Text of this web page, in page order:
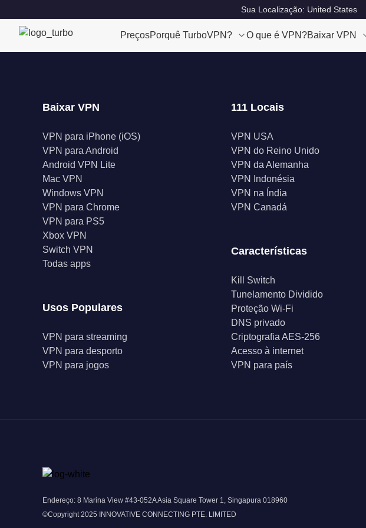
Sua Localização: United States
PreçosPorquê TurboVPN? O que é VPN?Baixar VPN
Baixar VPN
VPN para iPhone (iOS)
VPN para Android
Android VPN Lite
Mac VPN
Windows VPN
VPN para Chrome
VPN para PS5
Xbox VPN
Switch VPN
Todas apps
Usos Populares
VPN para streaming
VPN para desporto
VPN para jogos
111 Locais
VPN USA
VPN do Reino Unido
VPN da Alemanha
VPN Indonésia
VPN na Índia
VPN Canadá
Características
Kill Switch
Tunelamento Dividido
Proteção Wi-Fi
DNS privado
Criptografia AES-256
Acesso à internet
VPN para país
Endereço: 8 Marina View #43-052A Asia Square Tower 1, Singapura 018960
©Copyright 2025 INNOVATIVE CONNECTING PTE. LIMITED